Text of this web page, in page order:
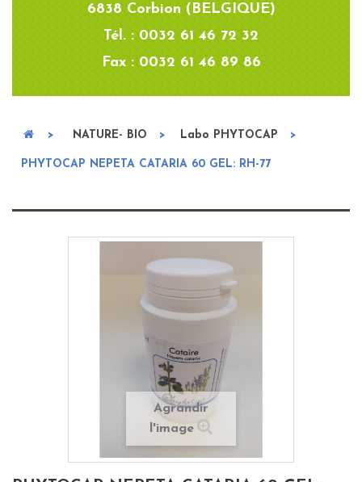
6838 Corbion (BELGIQUE)
Tél. : 0032 61 46 72 32
Fax : 0032 61 46 89 86
> NATURE- BIO > Labo PHYTOCAP >
PHYTOCAP NEPETA CATARIA 60 GEL: RH-77
Agrandir
l'image